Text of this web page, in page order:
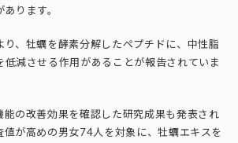
ります。
り、牡蠣を酵素分解したペプチドに、中性脂
低減させる作用があることが報告されていま
能の改善効果を確認した研究成果も発表され
値が高めの男女74人を対象に、牡蠣エキスを